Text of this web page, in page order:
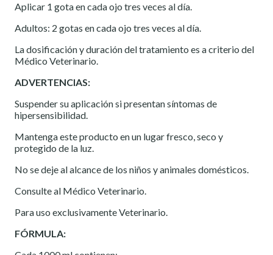
Aplicar 1 gota en cada ojo tres veces al día.
Adultos: 2 gotas en cada ojo tres veces al día.
La dosificación y duración del tratamiento es a criterio del
Médico Veterinario.
ADVERTENCIAS:
Suspender su aplicación si presentan síntomas de
hipersensibilidad.
Mantenga este producto en un lugar fresco, seco y
protegido de la luz.
No se deje al alcance de los niños y animales domésticos.
Consulte al Médico Veterinario.
Para uso exclusivamente Veterinario.
FÓRMULA: